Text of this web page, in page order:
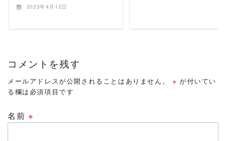
2023年4月12日
コメントを残す
メールアドレスが公開されることはありません。 ※ が付いてい
る欄は必須項目です
名前 ※